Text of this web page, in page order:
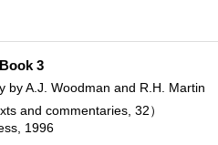
3
by A.J. Woodman and R.H. Martin
and commentaries, 32）
1996